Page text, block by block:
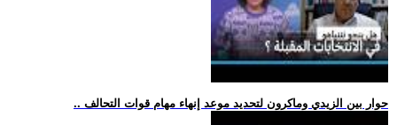
.. حوار بين الزيدي وماكرون لتحديد موعد إنهاء مهام قوات التحالف